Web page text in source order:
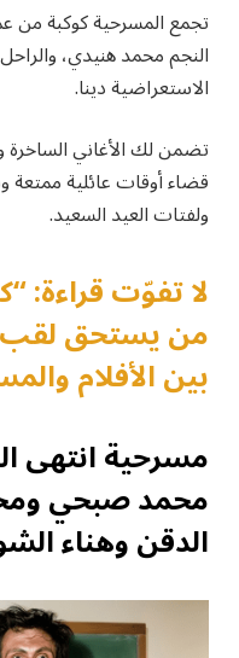
تجمع المسرحية كوكبة من
النجم محمد هنيدي،
الاستعراضية دينا.
تضمن لك الأغاني
قضاء أوقات عائلية ممتعة
ولفتات العيد السعيد.
من يستحق لقب
بين الأفلام
مسرحية انتهى
محمد صبحي
الدقن وهناء